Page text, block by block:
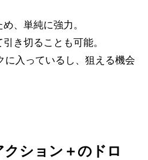
、単純に強力。
き切ることも可能。
に入っているし、狙える機会
クション＋のドロ